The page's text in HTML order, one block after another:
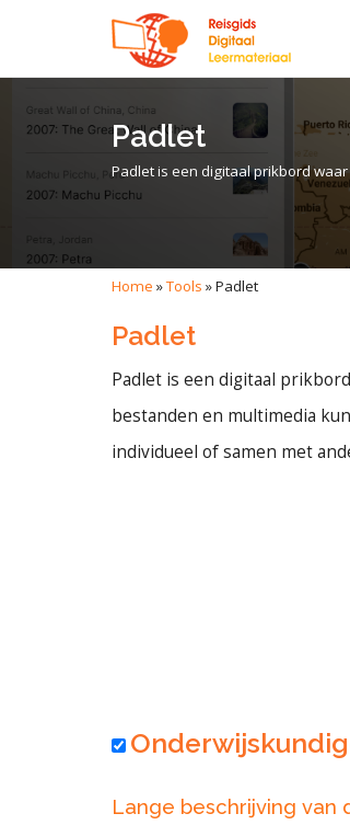
Padlet
Padlet is een digitaal prikbord
Home »Tools »Padlet
Padlet
Padlet is een digitaal
bestanden en multimedia
individueel of samen met
Lange beschrijving van